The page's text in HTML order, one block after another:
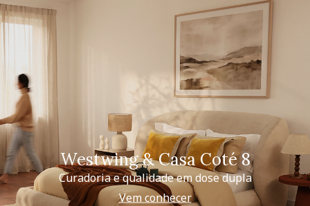
Westwing & Casa Coté 8
Curadoria e qualidade em dose dupla
Vem conhecer